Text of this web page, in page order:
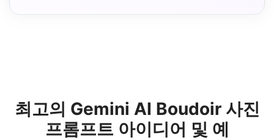
최고의 Gemini AI Boudoir 사진
프롬프트 아이디어 및 예